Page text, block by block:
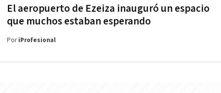
El aeropuerto de Ezeiza inauguró un espacio
que muchos estaban esperando
PoriProfesional